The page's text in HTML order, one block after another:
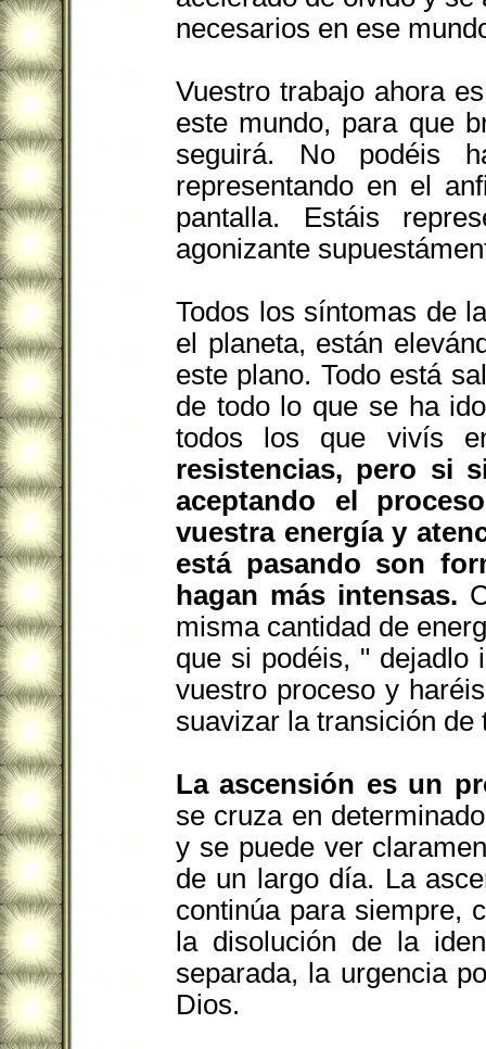
necesarios en ese
Vuestro trabajo ahora
este mundo, para que
seguirá. No podéis
representando en el
pantalla. Estáis
agonizante
Todos los síntomas de
el planeta, están
este plano. Todo está
de todo lo que se ha
todos los que vivís
resistencias, pero si
aceptando el
vuestra energía y
está pasando son
hagan más intensas.
misma cantidad de
que si podéis, "
vuestro proceso y
suavizar la transición de
La ascensión es un
se cruza en
y se puede ver
de un largo día. La
continúa para siempre,
la disolución de la
separada, la urgencia
Dios.